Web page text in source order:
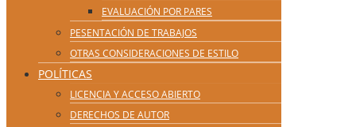
EVALUACIÓN POR PARES
PESENTACIÓN DE TRABAJOS
OTRAS CONSIDERACIONES DE ESTILO
POLÍTICAS
LICENCIA Y ACCESO ABIERTO
DERECHOS DE AUTOR